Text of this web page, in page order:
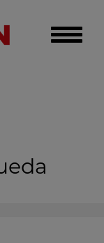
Toggle